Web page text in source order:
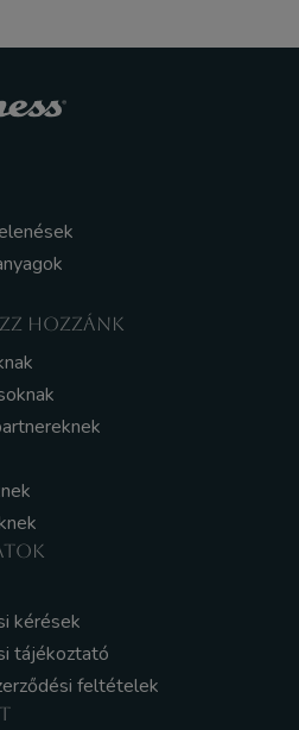
HOZZÁNK
kérések
tájékoztató
feltételek